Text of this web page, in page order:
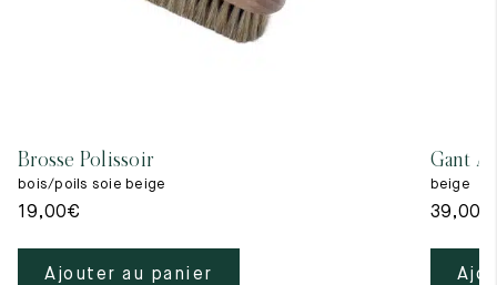
Brosse Polissoir
bois/poils soie beige
19,00€
Ajouter au panier
Gant A
beige
39,00